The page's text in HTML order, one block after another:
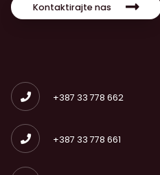
Kontaktirajte nas
+387 33 778 662
+387 33 778 661